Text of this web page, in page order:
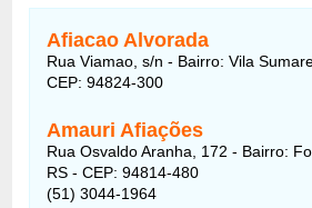
Afiacao Alvorada
Rua Viamao, s/n - Bairro: Vila
CEP: 94824-300
Amauri Afiações
Rua Osvaldo Aranha, 172 - Bairro:
RS - CEP: 94814-480
(51) 3044-1964